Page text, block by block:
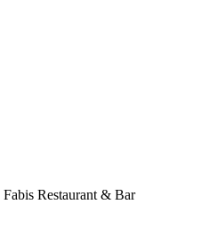
Fabis Restaurant & Bar